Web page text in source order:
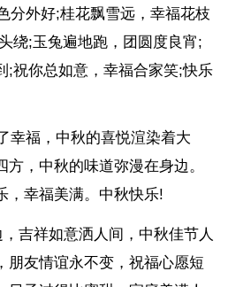
分外好;桂花飘雪远，幸福花枝
绕;玉兔遍地跑，团圆度良宵;
;祝你总如意，幸福合家笑;快乐
幸福，中秋的喜悦渲染着大
，中秋的味道弥漫在身边。
，幸福美满。中秋快乐!
吉祥如意洒人间，中秋佳节人
朋友情谊永不变，祝福心愿短